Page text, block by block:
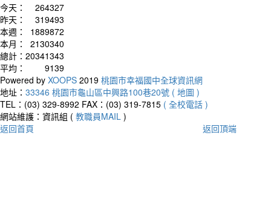
今天：
264327
昨天：
319493
本週：
1889872
本月：
2130340
總計： 20341343
平均：
9139
Powered by XOOPS 2019 桃園市幸福國中全球資訊網
地址： 33346 桃園市龜山區中興路100巷20號 ( 地圖 )
TEL：(03) 329-8992 FAX：(03) 319-7815 ( 全校電話 )
網站維護：資訊組 ( 教職員MAIL )
返回首頁
返回頂端